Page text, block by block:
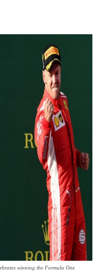
winning the Formula One